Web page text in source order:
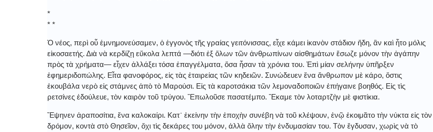
*
* *
Ὁ νέος, περὶ οὗ ἐμνημονεύσαμεν, ὁ ἐγγονὸς τῆς γραίας γειτόνισσας, εἶχε κάμει ἱκανὸν στάδιον ἤδη, ἂν καὶ ἦτο μόλις
εἰκοσαετής. Διὰ νὰ κερδίζῃ εὔκολα λεπτά ―διότι ἐξ ὅλων τῶν ἀνθρωπίνων αἰσθημάτων ἔσωζε μόνον τὴν ἀγάπην
πρὸς τὰ χρήματα― εἶχεν ἀλλάξει τόσα ἐπαγγέλματα, ὅσα ἦσαν τὰ χρόνια του. Ἐπὶ μίαν σελήνην ὑπῆρξεν
ἐφημεριδοπώλης. Εἶτα φανοφόρος, εἰς τὰς ἑταιρείας τῶν κηδειῶν. Συνώδευεν ἕνα ἄνθρωπον μὲ κάρο, ὅστις
ἐκουβάλα νερὸ εἰς στάμνες ἀπὸ τὸ Μαρούσι. Εἰς τὰ καροτσάκια τῶν λεμοναδοποιῶν ἐπήγαινε βοηθός. Εἰς τὶς
ρετσίνες ἐδούλευε, τὸν καιρὸν τοῦ τρύγου. Ἔπωλοῦσε πασατέμπο. Ἔκαμε τὸν λοταρτζὴν μὲ φιστίκια.
Ἔψηνεν ἀραποσίτια, ἕνα καλοκαίρι. Κατ᾿ ἐκείνην τὴν ἐποχὴν συνέβη νὰ τοῦ κλέψουν, ἐνῷ ἐκοιμᾶτο τὴν νύκτα εἰς τὸν
δρόμον, κοντὰ στὸ Θησεῖον, ὄχι τὶς δεκάρες του μόνον, ἀλλὰ ὅλην τὴν ἐνδυμασίαν του. Τὸν ἔγδυσαν, χωρὶς νὰ τὸ